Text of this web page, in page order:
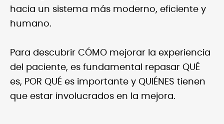
hacia un sistema más moderno, eficiente y
humano.
Para descubrir CÓMO mejorar la experiencia
del paciente, es fundamental repasar QUÉ
es, POR QUÉ es importante y QUIÉNES tienen
que estar involucrados en la mejora.